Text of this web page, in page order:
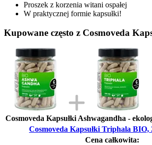
Proszek z korzenia witani ospałej
W praktycznej formie kapsułki!
Kupowane często z Cosmoveda
Cosmoveda Kapsułki Ashwagandha -
Cosmoveda Kapsułki Triphala BIO,
Cena całkowita: